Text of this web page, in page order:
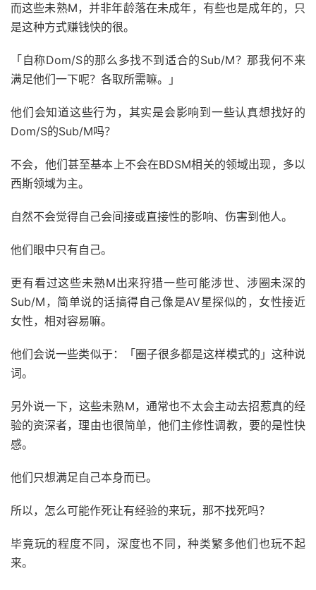
而这些未熟M，并非年龄落在未成年，有些也是成年的，只
是这种方式赚钱快的很。
「自称Dom/S的那么多找不到适合的Sub/M？那我何不来
满足他们一下呢？各取所需嘛。」
他们会知道这些行为，其实是会影响到一些认真想找好的
Dom/S的Sub/M吗？
不会，他们甚至基本上不会在BDSM相关的领域出现，多以
西斯领域为主。
自然不会觉得自己会间接或直接性的影响、伤害到他人。
他们眼中只有自己。
更有看过这些未熟M出来狩猎一些可能涉世、涉圈未深的
Sub/M，简单说的话搞得自己像是AV星探似的，女性接近
女性，相对容易嘛。
他们会说一些类似于：「圈子很多都是这样模式的」这种说
词。
另外说一下，这些未熟M，通常也不太会主动去招惹真的经
验的资深者，理由也很简单，他们主修性调教，要的是性快
感。
他们只想满足自己本身而已。
所以，怎么可能作死让有经验的来玩，那不找死吗？
毕竟玩的程度不同，深度也不同，种类繁多他们也玩不起
来。